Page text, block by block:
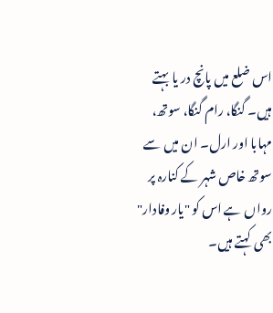
اس ضلع میں پانچ دریا بہتے
ہیں۔ گنگا، رام گنگا، سوتھ،
مہابا اور ارل۔ ان میں سے
سوتھ خاص شہر کے کنارہ پر
رواں ہے اس کو "یار وفادار"
بھی کہتے ہیں۔